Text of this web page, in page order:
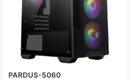
PARDUS-5060